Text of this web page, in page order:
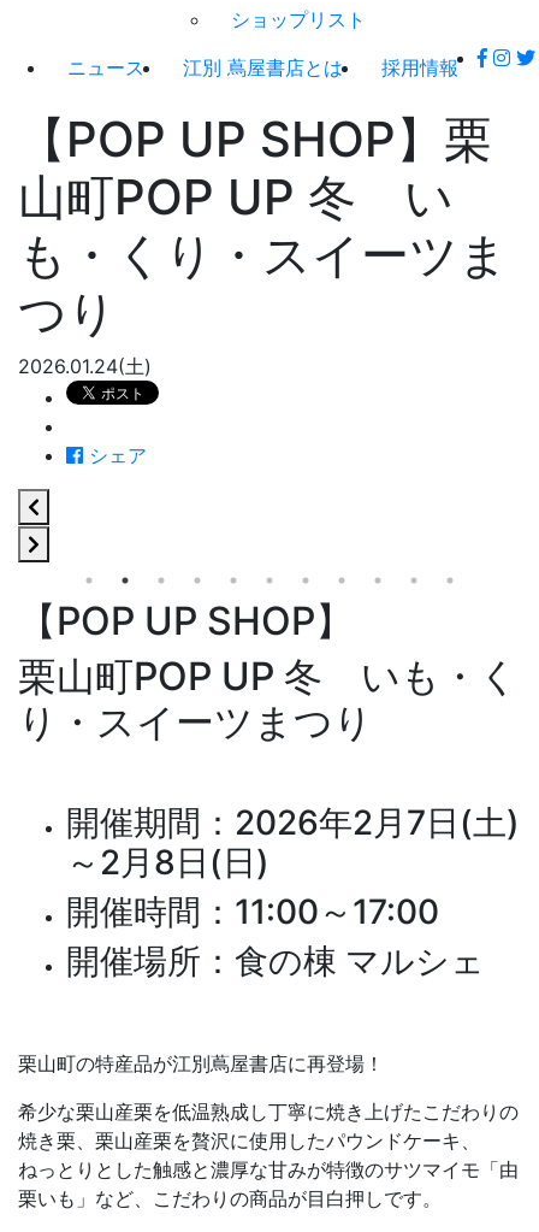
ショップリスト
ニュース 江別 蔦屋書店とは 採用情報
【POP UP SHOP】栗
山町POP UP 冬 い
も・くり・スイーツま
つり
2026.01.24(土)
シェア
【POP UP SHOP】
栗山町POP UP 冬 いも・く
り・スイーツまつり
開催期間：2026年2月7日(土)
～2月8日(日)
開催時間：11:00～17:00
開催場所：食の棟 マルシェ
栗山町の特産品が江別蔦屋書店に再登場！
希少な栗山産栗を低温熟成し丁寧に焼き上げたこだわりの
焼き栗、栗山産栗を贅沢に使用したパウンドケーキ、
ねっとりとした触感と濃厚な甘みが特徴のサツマイモ「由
栗いも」など、こだわりの商品が目白押しです。